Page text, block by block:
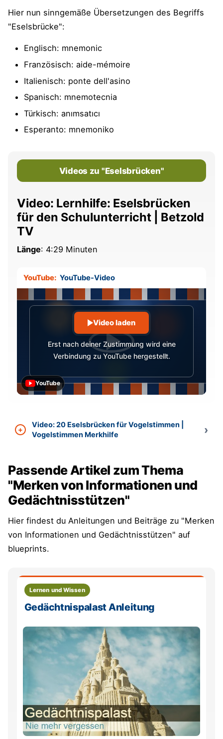
Hier nun sinngemäße Übersetzungen des Begriffs
"Eselsbrücke":
Englisch: mnemonic
Französisch: aide-mémoire
Italienisch: ponte dell'asino
Spanisch: mnemotecnia
Türkisch: anımsatıcı
Esperanto: mnemoniko
Videos zu "Eselsbrücken"
Video: Lernhilfe: Eselsbrücken
für den Schulunterricht | Betzold
TV
Länge: 4:29 Minuten
YouTube: YouTube-Video
YouTube
Video laden
Erst nach deiner Zustimmung wird eine
Verbindung zu YouTube hergestellt.
Video: 20 Eselsbrücken für Vogelstimmen |
Vogelstimmen Merkhilfe
Passende Artikel zum Thema
"Merken von Informationen und
Gedächtnisstützen"
Hier findest du Anleitungen und Beiträge zu "Merken
von Informationen und Gedächtnisstützen" auf
blueprints.
Lernen und Wissen
Gedächtnispalast Anleitung